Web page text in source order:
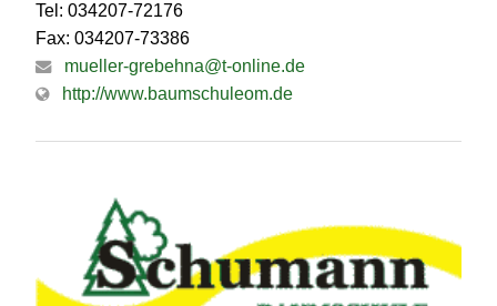
Tel: 034207-72176
Fax: 034207-73386
mueller-grebehna@t-online.de
http://www.baumschuleom.de